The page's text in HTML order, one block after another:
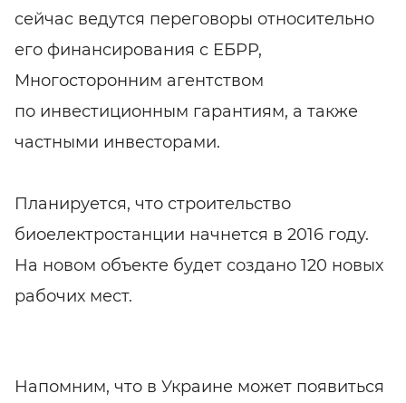
сейчас ведутся переговоры относительно
его финансирования с ЕБРР,
Многосторонним агентством
по инвестиционным гарантиям, а также
частными инвесторами.
Планируется, что строительство
биоелектростанции начнется в 2016 году.
На новом объекте будет создано 120 новых
рабочих мест.
Напомним, что в Украине может появиться